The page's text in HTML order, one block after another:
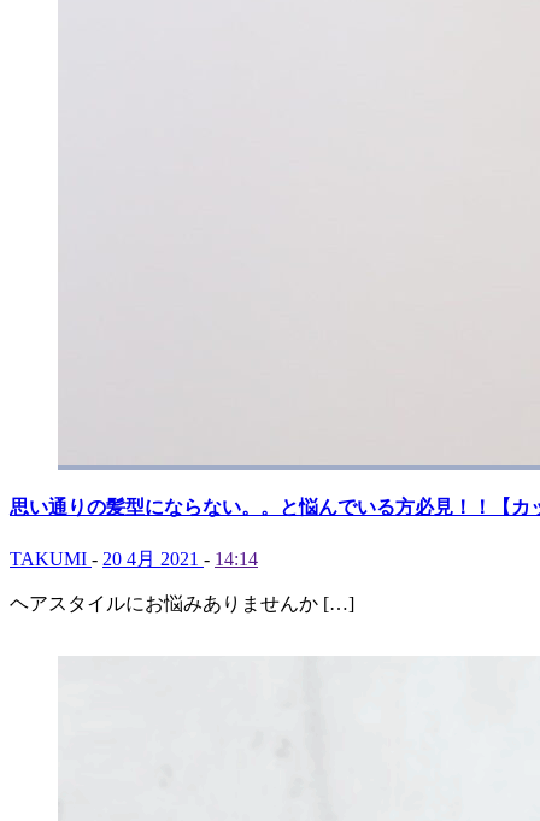
思い通りの髪型にならない。。と悩んでいる方必見！！【
TAKUMI - 20 4月 2021 - 14:14
ヘアスタイルにお悩みありませんか […]